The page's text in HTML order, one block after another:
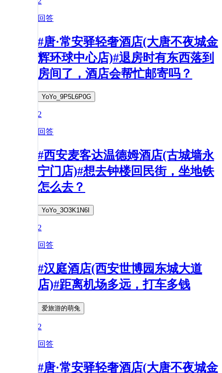
回答
#唐·常安驿轻奢酒店(大唐不夜城金
辉环球中心店)#退房时有东西落到
房间了，酒店会帮忙邮寄吗？
YoYo_9P5L6P0G
2
回答
#西安麦客达温德姆酒店(古城墙永
宁门店)#想去钟楼回民街，坐地铁
怎么去？
YoYo_3O3K1N6I
2
回答
#汉庭酒店(西安世博园东城大道
店)#距离机场多远，打车多钱
爱旅游的萌兔
2
回答
#唐·常安驿轻奢酒店(大唐不夜城金